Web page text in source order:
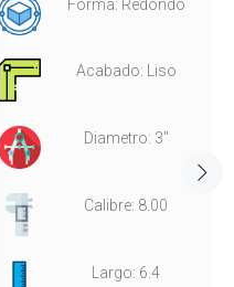
Forma: Redondo
Acabado: Liso
Diametro: 3"
Calibre: 8.00
Largo: 6.4